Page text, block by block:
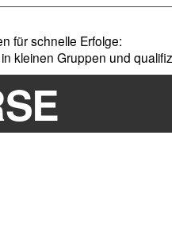
für schnelle Erfolge:
kleinen Gruppen und